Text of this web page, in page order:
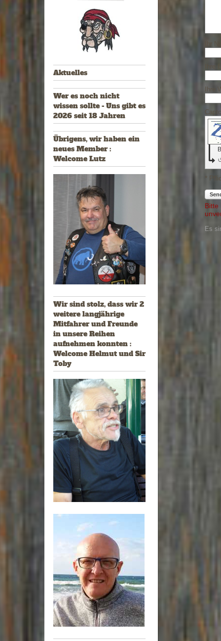
Aktuelles
Wer es noch nicht
wissen sollte - Uns gibt es
2026 seit 18 Jahren
Übrigens, wir haben ein
neues Member :
Welcome Lutz
Wir sind stolz, dass wir 2
weitere langjährige
Mitfahrer und Freunde
in unsere Reihen
aufnehmen konnten :
Welcome Helmut und Sir
Toby
Ihr
Ihre
Ihre
*
Bitte
Es